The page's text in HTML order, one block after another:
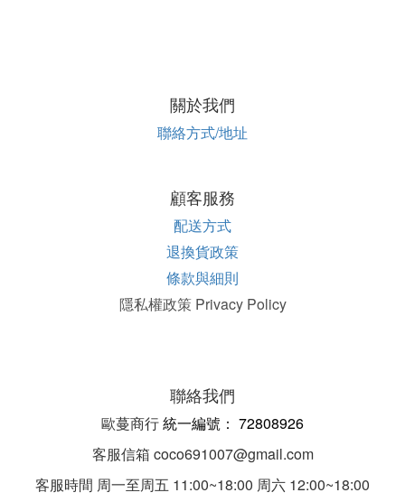
關於我們
聯絡方式/地址
顧客服務
配送方式
退換貨政策
條款與細則
隱私權政策 Privacy Policy
聯絡我們
歐蔓商行統一編號： 72808926
客服信箱 coco691007@gmail.com
客服時間 周一至周五 11:00~18:00 周六 12:00~18:00